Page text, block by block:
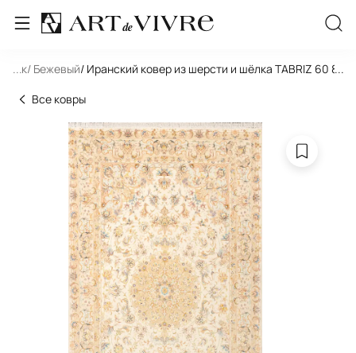
... / Бежевый/ Иранский ковер из шерсти и шёлка TABRIZ 60 801-
...
Все ковры